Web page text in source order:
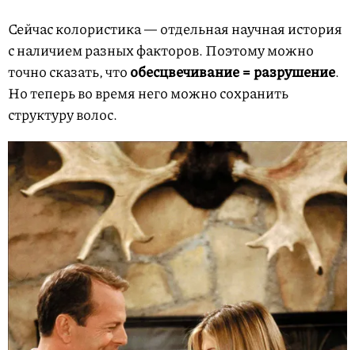
Сейчас колористика — отдельная научная история
с наличием разных факторов. Поэтому можно
точно сказать, чтообесцвечивание = разрушение.
Но теперь во время него можно сохранить
структуру волос.